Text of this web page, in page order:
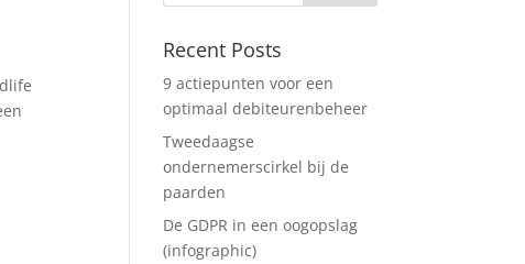
Recent Posts
9 actiepunten voor een
optimaal debiteurenbeheer
Tweedaagse
ondernemerscirkel bij de
paarden
De GDPR in een oogopslag
(infographic)